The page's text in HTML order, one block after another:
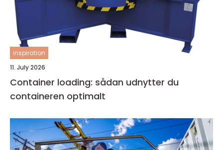
inspiration
11. July 2026
Container loading: sådan udnytter du
containeren optimalt